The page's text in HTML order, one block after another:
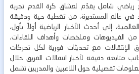
شامل يقدّم لعشاق كرة القدم تجربة
في عالم المستديرة، من تغطية حية ودقيقة
إلى أحدث الأخبار الرياضية أولاً بأول،
من الفيديوهات وملخصات وأهداف اللقاءات.
مع تحديثات فورية لكل تحركات
متابعة دقيقة لأخبار انتقالات الفريق خلال
تفصيلية حول اللاعبين والمدربين تشمل